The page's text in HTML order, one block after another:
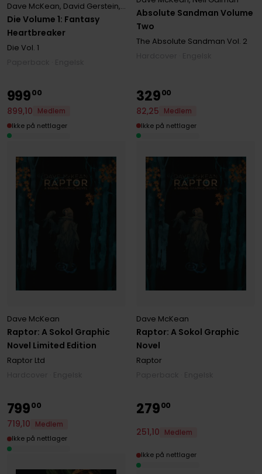
Die Volume 1: Fantasy
Heartbreaker
Dave McKean, David Gerstein, Floyd Gottfredson, Kieron Gillen
Die Vol. 1
Absolute Sandman Volume
Two
The Absolute Sandman Vol. 2
Raptor: A Sokol Graphic
Novel Limited Edition
Dave McKean
Raptor Ltd
99900
899,10
Medlem
Ikke på nettlager
Raptor: A Sokol Graphic
Novel
Dave McKean
Raptor
32900
82,25
Medlem
Ikke på nettlager
79900
719,10
Medlem
Ikke på nettlager
27900
251,10 Medlem
Ikke på nettlager